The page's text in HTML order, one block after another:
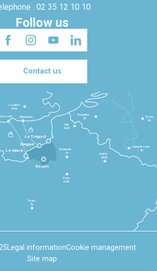
: 02 35 12 10 10
Follow us
Contact us
Le Havre
Dieppe
Le Tréport
Tours
3h
Paris
1h30
Beauvais
1h
Reims
2h45
Lille
2h30
Bruxelles
3h
Londres
3h30
Newhaven
Bonn
5h
Luxembourg
4h
Rouen
Legal informationCookie management
Site map